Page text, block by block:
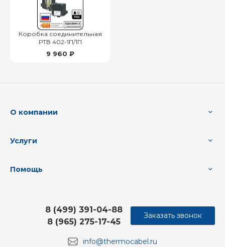
Коробка соединительная
РТВ 402-1П/1П
9 960 ₽
О компании
Услуги
Помощь
info@thermocabel.ru
8 (499) 391-04-88
8 (965) 275-17-45
Заказать звонок